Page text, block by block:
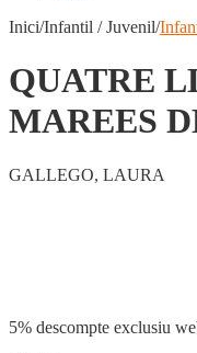
Inici/Infantil / Juvenil/
QUATRE
MAREES
GALLEGO, LAURA
5% descompte exclusiu